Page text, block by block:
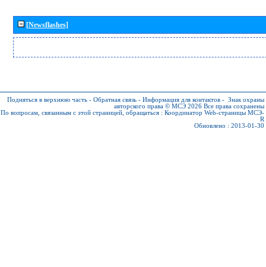
[Newsflashes]
Подняться в верхнюю часть - Обратная связь - Информация для контактов - Знак охраны
авторского права © МСЭ 2026 Все права сохранены
По вопросам, связанным с этой страницей, обращаться : Координатор Web-страницы МСЭ-
R
Обновлено : 2013-01-30